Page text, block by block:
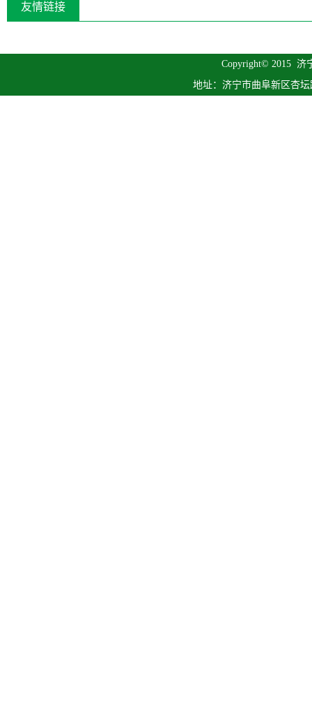
友情链接
Copyright© 2015 济
地址：济宁市曲阜新区杏